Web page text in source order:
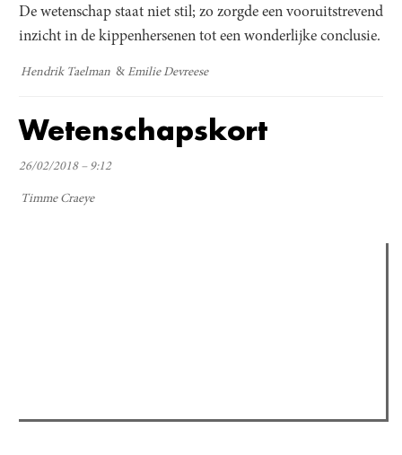
De wetenschap staat niet stil; zo zorgde een vooruitstrevend
inzicht in de kippenhersenen tot een wonderlijke conclusie.
Hendrik Taelman Emilie Devreese
Wetenschapskort
26/02/2018 – 9:12
Timme Craeye